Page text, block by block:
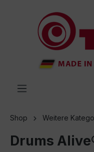
springen
Shop Weitere
Drums